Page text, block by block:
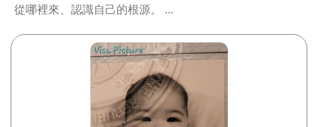
從哪裡來、認識自己的根源。 ...